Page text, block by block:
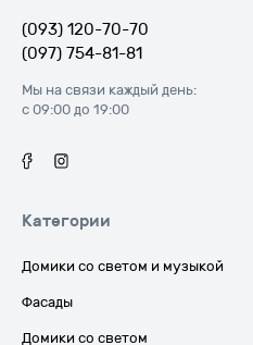
(093) 120-70-70
(097) 754-81-81
Мы на связи каждый день:
с 09:00 до 19:00
Категории
Домики со светом и музыкой
Фасады
Домики со светом